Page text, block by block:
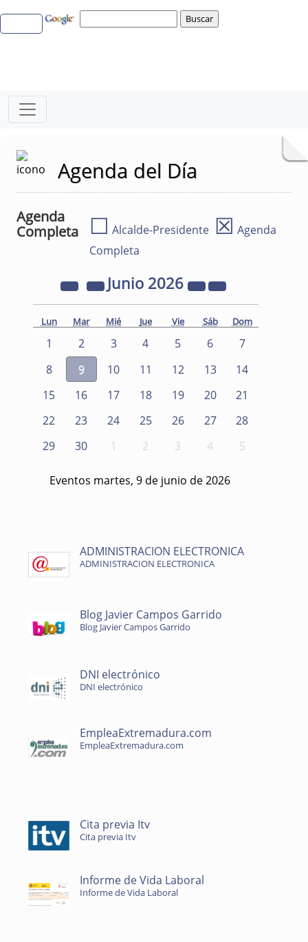
Agenda del Día
Agenda
Completa
☐ Alcalde-Presidente ☒ Agenda
Completa
Junio 2026
Lun Mar Mié Jue Vie Sáb Dom
1 2 3 4 5 6
7
8
9 10 11 12 13
14
15
16 17 18 19 20
21
22
23 24 25 26 27
28
29
30 1 2 3 4 5
Eventos martes, 9 de junio de 2026
ADMINISTRACION ELECTRONICA
ADMINISTRACION ELECTRONICA
Blog Javier Campos Garrido
Blog Javier Campos Garrido
DNI electrónico
DNI electrónico
EmpleaExtremadura.com
EmpleaExtremadura.com
Cita previa Itv
Cita previa Itv
Informe de Vida Laboral
Informe de Vida Laboral